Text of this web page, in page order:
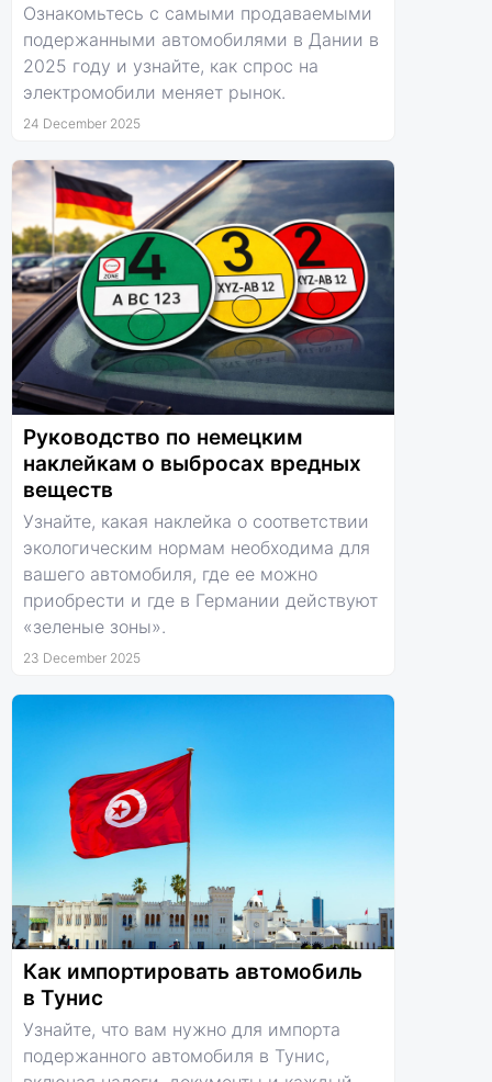
Ознакомьтесь с самыми продаваемыми
подержанными автомобилями в Дании в
2025 году и узнайте, как спрос на
электромобили меняет рынок.
24 December 2025
Руководство по немецким
наклейкам о выбросах вредных
веществ
Узнайте, какая наклейка о соответствии
экологическим нормам необходима для
вашего автомобиля, где ее можно
приобрести и где в Германии действуют
«зеленые зоны».
23 December 2025
Как импортировать автомобиль
в Тунис
Узнайте, что вам нужно для импорта
подержанного автомобиля в Тунис,